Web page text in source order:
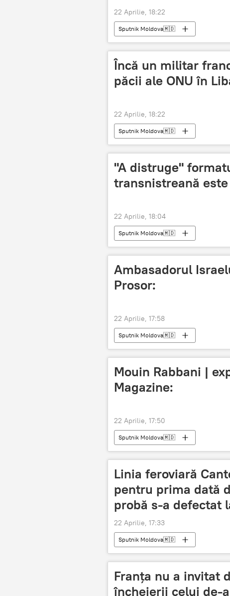
22 Aprilie, 18:22
Sputnik Moldova🇲🇩
Încă un militar
păcii ale ONU în
22 Aprilie, 18:22
Sputnik Moldova🇲🇩
"A distruge"
transnistreană
22 Aprilie, 18:04
Sputnik Moldova🇲🇩
Ambasadorul
Prosor:
22 Aprilie, 17:58
Sputnik Moldova🇲🇩
Mouin Rabbani |
Magazine:
22 Aprilie, 17:50
Sputnik Moldova🇲🇩
Linia feroviară
pentru prima dată
probă s-a defectat
22 Aprilie, 17:33
Sputnik Moldova🇲🇩
Franța nu a invitat
încheierii сelui de-